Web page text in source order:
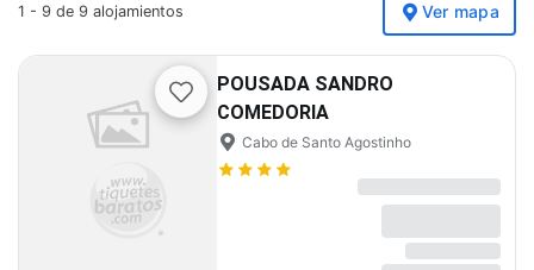
Huéspedes
Buscar
1 - 9 de 9 alojamientos Ver mapa
POUSADA SANDRO
COMEDORIA
Cabo de Santo Agostinho